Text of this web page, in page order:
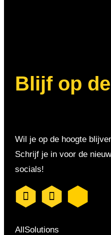
Blijf op
Wil je op de hoogte
Schrijf je in voor de
socials!
AllSolutions